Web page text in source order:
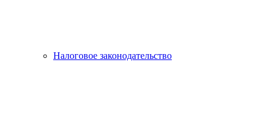
Налоговое законодательство